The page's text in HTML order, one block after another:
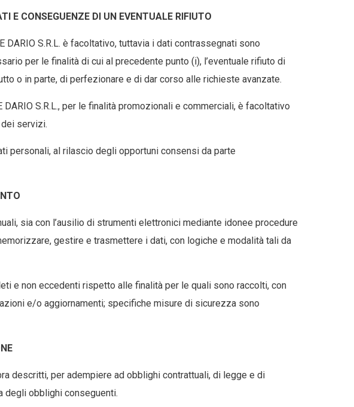
E CONSEGUENZE DI UN EVENTUALE RIFIUTO
S.R.L. è facoltativo, tuttavia i dati contrassegnati sono
per le finalità di cui al precedente punto (i), l’eventuale rifiuto di
o in parte, di perfezionare e di dar corso alle richieste avanzate.
S.R.L., per le finalità promozionali e commerciali, è facoltativo
servizi.
personali, al rilascio degli opportuni consensi da parte
sia con l’ausilio di strumenti elettronici mediante idonee procedure
gestire e trasmettere i dati, con logiche e modalità tali da
e non eccedenti rispetto alle finalità per le quali sono raccolti, con
e/o aggiornamenti; specifiche misure di sicurezza sono
descritti, per adempiere ad obblighi contrattuali, di legge e di
obblighi conseguenti.